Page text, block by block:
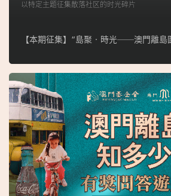
以特定主题征集散落社区的时光碎片
【本期征集】“島聚‧時光──澳門離島